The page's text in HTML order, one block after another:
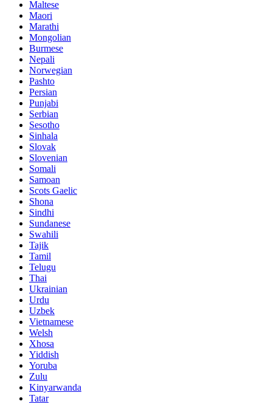
Maltese
Maori
Marathi
Mongolian
Burmese
Nepali
Norwegian
Pashto
Persian
Punjabi
Serbian
Sesotho
Sinhala
Slovak
Slovenian
Somali
Samoan
Scots Gaelic
Shona
Sindhi
Sundanese
Swahili
Tajik
Tamil
Telugu
Thai
Ukrainian
Urdu
Uzbek
Vietnamese
Welsh
Xhosa
Yiddish
Yoruba
Zulu
Kinyarwanda
Tatar